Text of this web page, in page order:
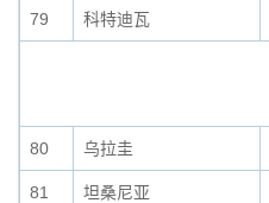
79 科特迪瓦
80 乌拉圭
81 坦桑尼亚